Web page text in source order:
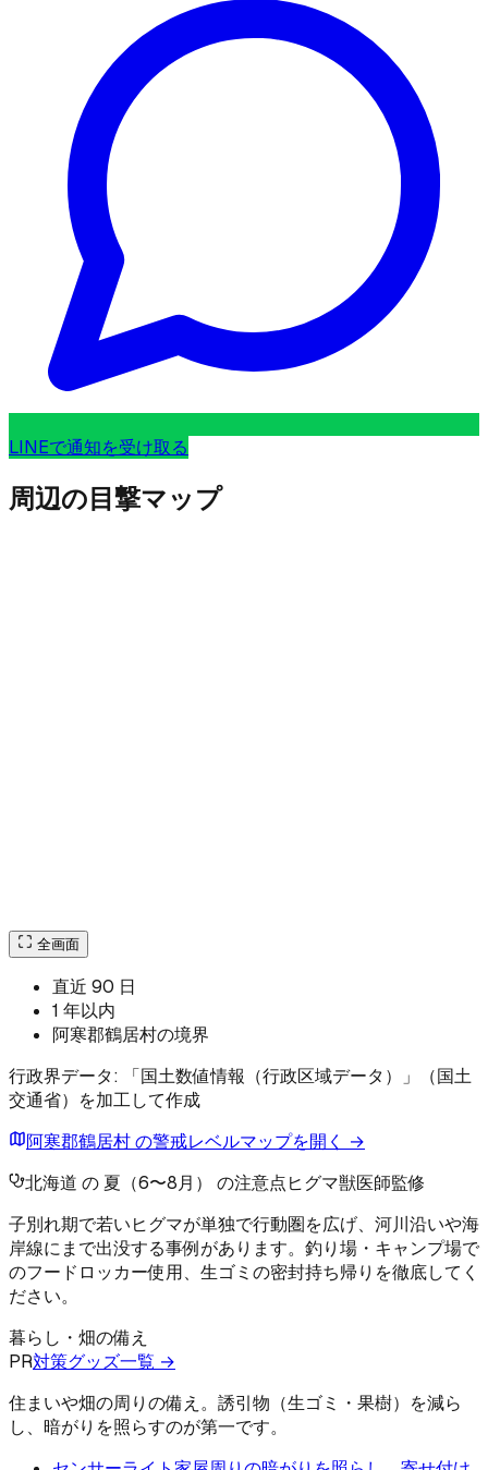
LINEで通知を受け取る
周辺の目撃マップ
全画面
直近 90 日
1 年以内
阿寒郡鶴居村の境界
行政界データ: 「国土数値情報（行政区域データ）」（国土
交通省）を加工して作成
阿寒郡鶴居村 の警戒レベルマップを開く →
北海道 の 夏（6〜8月） の注意点ヒグマ獣医師監修
子別れ期で若いヒグマが単独で行動圏を広げ、河川沿いや海
岸線にまで出没する事例があります。釣り場・キャンプ場で
のフードロッカー使用、生ゴミの密封持ち帰りを徹底してく
ださい。
暮らし・畑の備え
PR対策グッズ一覧 →
住まいや畑の周りの備え。誘引物（生ゴミ・果樹）を減ら
し、暗がりを照らすのが第一です。